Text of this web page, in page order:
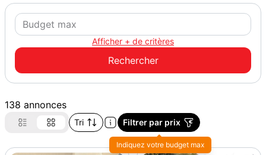
Afficher + de critères
138 annonces
Tri Filtrer par prix
Indiquez votre budget max